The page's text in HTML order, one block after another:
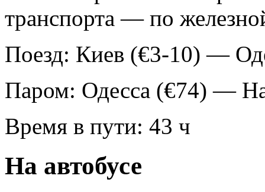
транспорта — по
Поезд: Киев (€3-10) —
Паром: Одесса (€74) —
Время в пути: 43 ч
На автобусе